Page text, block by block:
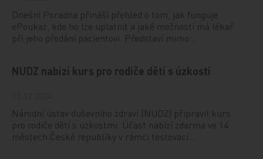
Dnešní Poradna přináší přehled o tom, jak funguje
ePoukaz, kde ho lze uplatnit a jaké možnosti má lékař
při jeho předání pacientovi. Představí mimo…
NUDZ nabízí kurs pro rodiče dětí s úzkostí
Národní ústav duševního zdraví (NUDZ) připravil kurs
pro rodiče dětí s úzkostmi. Účast nabízí zdarma ve 14
městech České republiky v rámci testovací…